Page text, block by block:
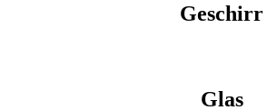
Geschirr
Glas